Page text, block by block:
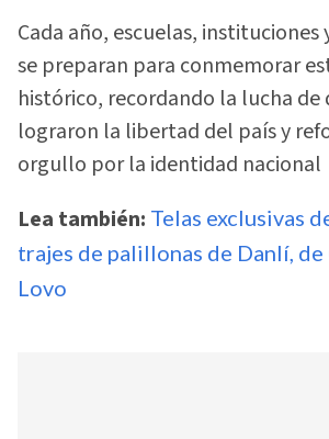
Cada año, escuelas, instituciones
se preparan para conmemorar
histórico, recordando la lucha de
lograron la libertad del país y
orgullo por la identidad nacional
Lea también: Telas exclusivas
trajes de palillonas de Danlí,
Lovo